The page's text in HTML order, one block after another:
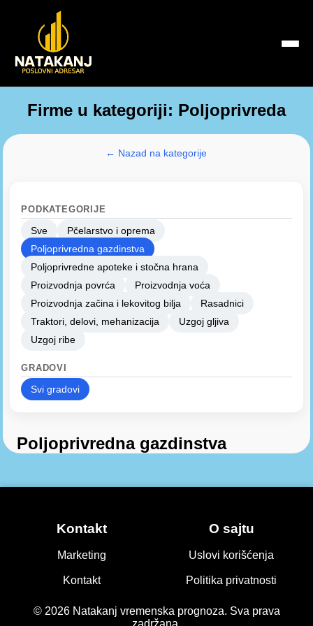
Firme u kategoriji: Poljoprivreda
← Nazad na kategorije
PODKATEGORIJE
Sve
Pčelarstvo i oprema
Poljoprivredna gazdinstva
Poljoprivredne apoteke i stočna hrana
Proizvodnja povrća
Proizvodnja voća
Proizvodnja začina i lekovitog bilja
Rasadnici
Traktori, delovi, mehanizacija
Uzgoj gljiva
Uzgoj ribe
GRADOVI
Svi gradovi
Poljoprivredna gazdinstva
Kontakt
Marketing
Kontakt
O sajtu
Uslovi korišćenja
Politika privatnosti
© 2026 Natakanj vremenska prognoza. Sva prava